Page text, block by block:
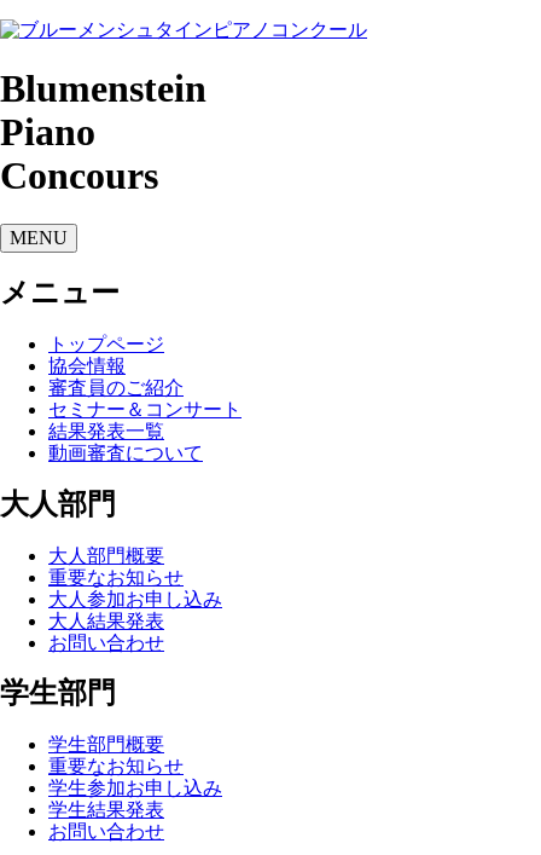
Blumenstein
Piano
Concours
MENU
メニュー
トップページ
協会情報
審査員のご紹介
セミナー＆コンサート
結果発表一覧
動画審査について
大人部門
大人部門概要
重要なお知らせ
大人参加お申し込み
大人結果発表
お問い合わせ
学生部門
学生部門概要
重要なお知らせ
学生参加お申し込み
学生結果発表
お問い合わせ